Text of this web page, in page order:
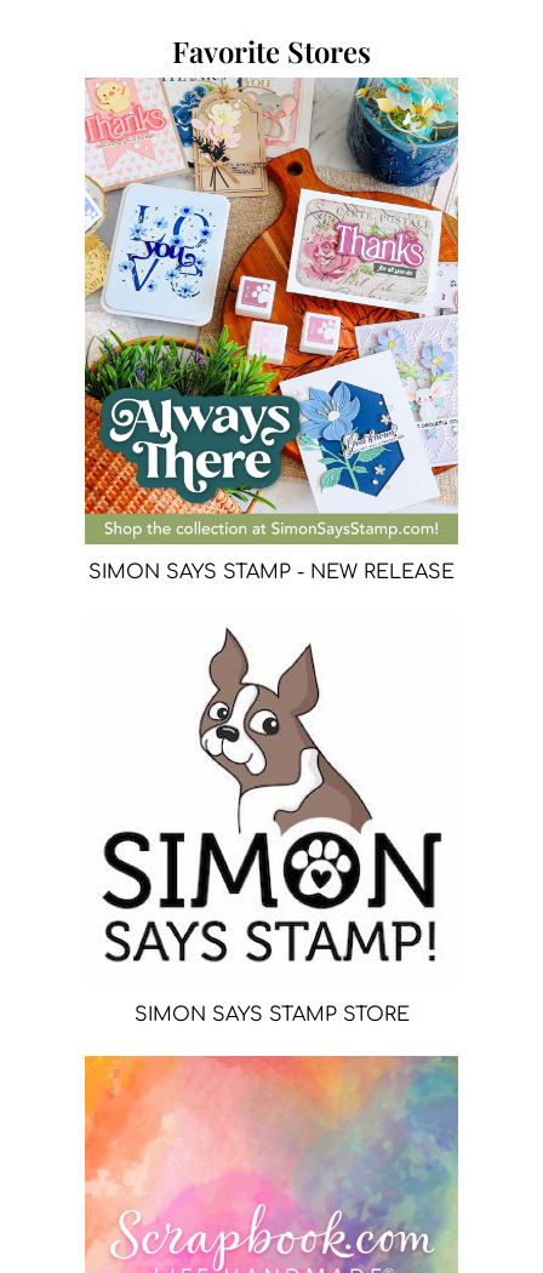
Favorite Stores
SIMON SAYS STAMP - NEW RELEASE
SIMON SAYS STAMP STORE